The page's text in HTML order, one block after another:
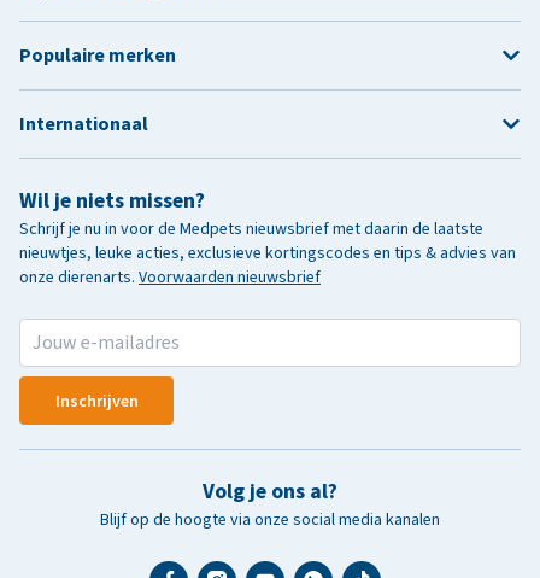
Wil je niets missen?
Schrijf je nu in voor de Medpets nieuwsbrief met daarin de laatste
nieuwtjes, leuke acties, exclusieve kortingscodes en tips & advies van
onze dierenarts. Voorwaarden nieuwsbrief
Inschrijven
Volg je ons al?
Blijf op de hoogte via onze social media kanalen
Populaire merken
Internationaal